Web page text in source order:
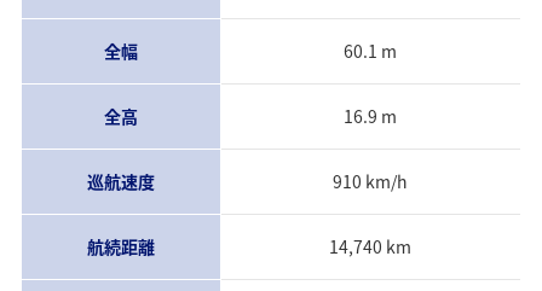
全幅 60.1 m
全高 16.9 m
巡航速度 910 km/h
航続距離 14,740 km